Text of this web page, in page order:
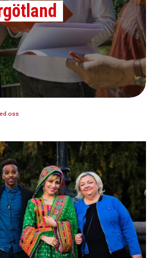
oss